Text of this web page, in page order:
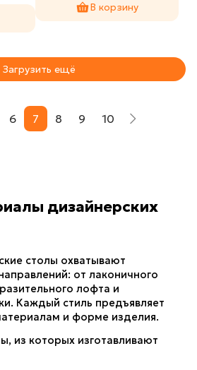
В корзину
Загрузить ещё
6 7 8 9 10
дизайнерских
столы охватывают
от лаконичного
лофта и
Каждый стиль предъявляет
и форме изделия.
из которых изготавливают